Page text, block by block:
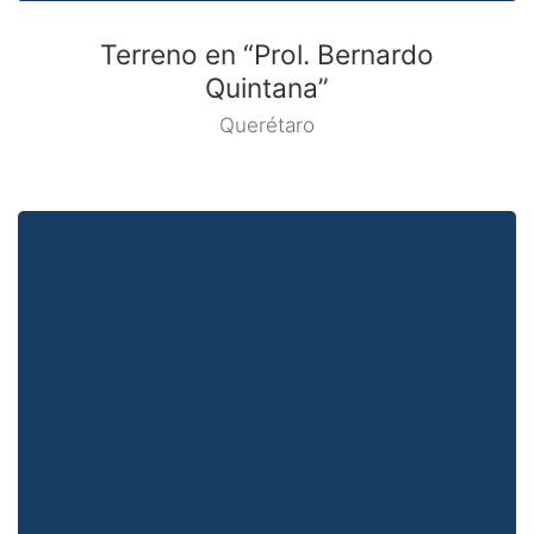
Terreno en “Prol. Bernardo
Quintana”
Querétaro